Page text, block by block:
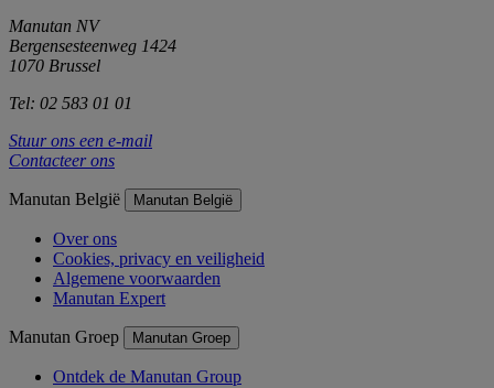
Manutan NV
Bergensesteenweg 1424
1070 Brussel
Tel: 02 583 01 01
Stuur ons een e-mail
Contacteer ons
Manutan België Manutan België
Over ons
Cookies, privacy en veiligheid
Algemene voorwaarden
Manutan Expert
Manutan Groep Manutan Groep
Ontdek de Manutan Group